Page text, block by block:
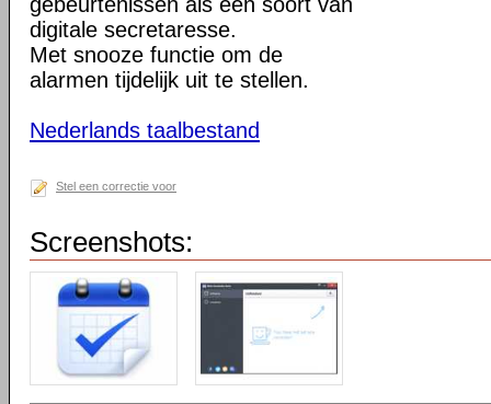
digitale secretaresse.
Met snooze functie om de
alarmen tijdelijk uit te stellen.
Nederlands taalbestand
Stel een correctie voor
Screenshots: